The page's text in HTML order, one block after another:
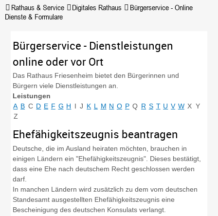
Rathaus & Service Digitales Rathaus
Bürgerservice - Online
Dienste & Formulare
Bürgerservice - Dienstleistungen
online oder vor Ort
Das Rathaus Friesenheim bietet den Bürgerinnen und
Bürgern viele Dienstleistungen an.
Leistungen
A B C D E F G H I J K L M N O P Q R S T U V W X Y
Z
Ehefähigkeitszeugnis beantragen
Deutsche, die im Ausland heiraten möchten, brauchen in
einigen Ländern ein "Ehefähigkeitszeugnis". Dieses bestätigt,
dass eine Ehe nach deutschem Recht geschlossen werden
darf.
In manchen Ländern wird zusätzlich zu dem vom deutschen
Standesamt ausgestellten Ehefähigkeitszeugnis eine
Bescheinigung des deutschen Konsulats verlangt.